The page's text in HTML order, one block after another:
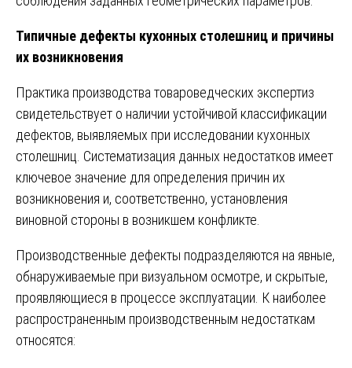
Типичные дефекты кухонных столешниц и причины
их возникновения
Практика производства товароведческих экспертиз
свидетельствует о наличии устойчивой классификации
дефектов, выявляемых при исследовании кухонных
столешниц. Систематизация данных недостатков имеет
ключевое значение для определения причин их
возникновения и, соответственно, установления
виновной стороны в возникшем конфликте.
Производственные дефекты подразделяются на явные,
обнаруживаемые при визуальном осмотре, и скрытые,
проявляющиеся в процессе эксплуатации. К наиболее
распространенным производственным недостаткам
относятся: